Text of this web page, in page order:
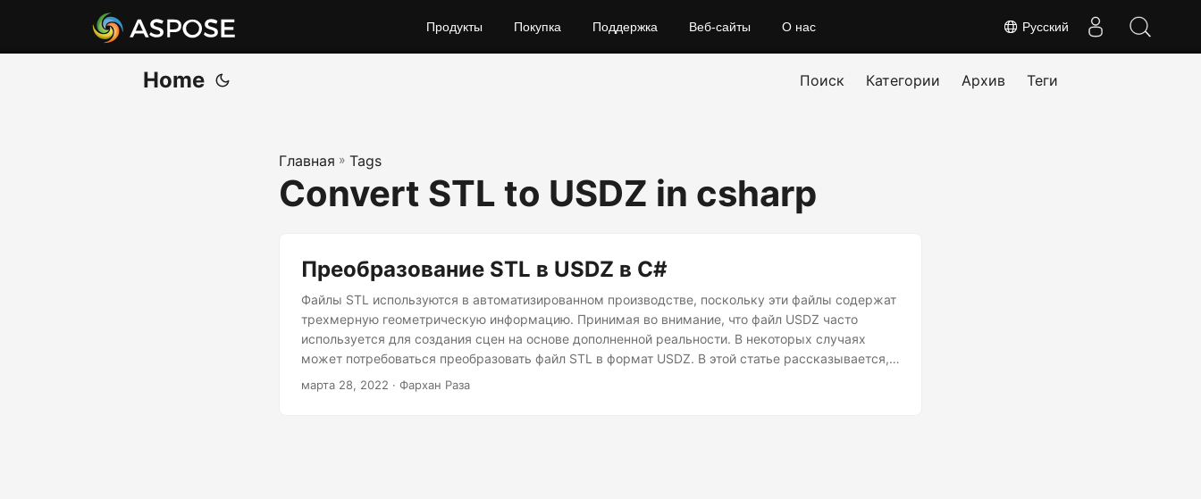
Русский
Продукты Покупка Поддержка Веб-сайты О нас
Home Поиск Категории Архив Теги
Главная » Tags
Convert STL to USDZ in csharp
Преобразование STL в USDZ в C#
Файлы STL используются в автоматизированном производстве, поскольку эти файлы содержат
трехмерную геометрическую информацию. Принимая во внимание, что файл USDZ часто
используется для создания сцен на основе дополненной реальности. В некоторых случаях
может потребоваться преобразовать файл STL в формат USDZ. В этой статье рассказывается,
как программно преобразовать файл STL в файл USDZ на C#.
марта 28, 2022 · Фархан Раза